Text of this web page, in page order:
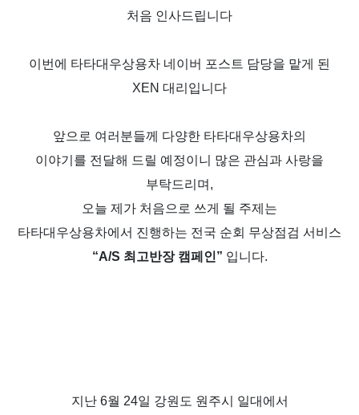
처음 인사드립니다
이번에 타타대우상용차 네이버 포스트 담당을 맡게 된
XEN 대리입니다
앞으로 여러분들께 다양한 타타대우상용차의
이야기를 전달해 드릴 예정이니 많은 관심과 사랑을
부탁드리며 ,
오늘 제가 처음으로 쓰게 될 주제는
타타대우상용차에서 진행하는 전국 순회 무상점검 서비스
“A/S 최고반장 캠페인” 입니다.
지난 6월 24일 강원도 원주시 일대에서